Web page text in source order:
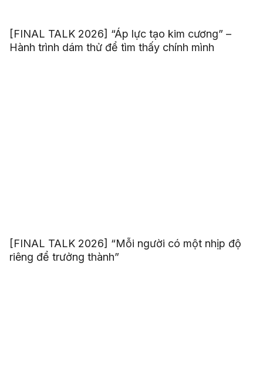
[FINAL TALK 2026] “Áp lực tạo kim cương” –
Hành trình dám thử để tìm thấy chính mình
[FINAL TALK 2026] “Mỗi người có một nhịp độ
riêng để trưởng thành”